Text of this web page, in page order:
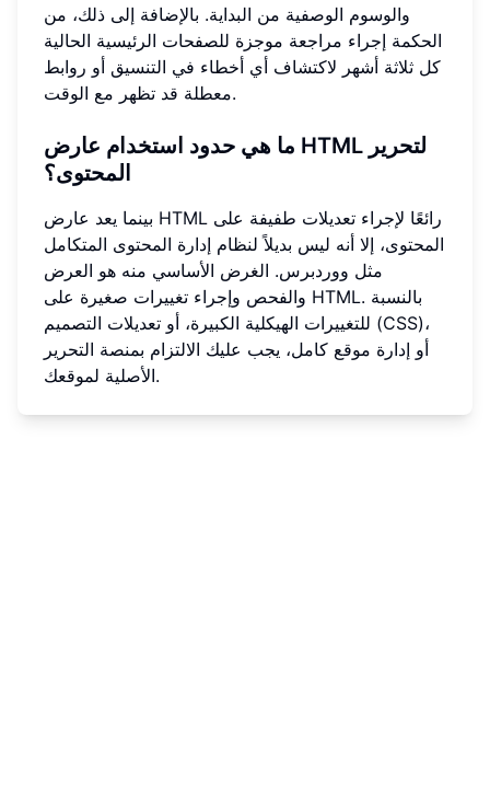
والوسوم الوصفية من البداية. بالإضافة إلى ذلك، من
الحكمة إجراء مراجعة موجزة للصفحات الرئيسية الحالية
كل ثلاثة أشهر لاكتشاف أي أخطاء في التنسيق أو روابط
معطلة قد تظهر مع الوقت.
ما هي حدود استخدام عارض HTML لتحرير
المحتوى؟
بينما يعد عارض HTML رائعًا لإجراء تعديلات طفيفة على
المحتوى، إلا أنه ليس بديلاً لنظام إدارة المحتوى المتكامل
مثل ووردبرس. الغرض الأساسي منه هو العرض
والفحص وإجراء تغييرات صغيرة على HTML. بالنسبة
للتغييرات الهيكلية الكبيرة، أو تعديلات التصميم (CSS)،
أو إدارة موقع كامل، يجب عليك الالتزام بمنصة التحرير
الأصلية لموقعك.